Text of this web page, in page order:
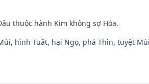
thuộc hành Kim không sợ Hỏa.
hình Tuất, hại Ngọ, phá Thìn, tuyệt